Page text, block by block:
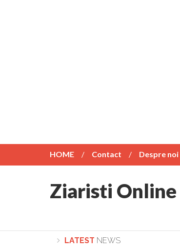
HOME Contact Despre noi
Ziaristi Online
LATEST NEWS